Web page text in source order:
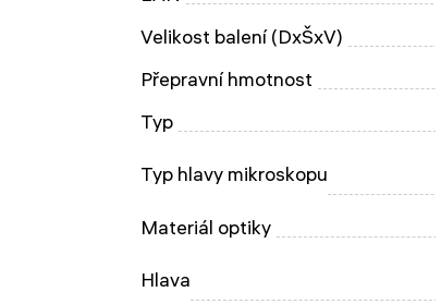
Velikost balení (DxŠxV)
Přepravní hmotnost
Typ
Typ hlavy mikroskopu
Materiál optiky
Hlava